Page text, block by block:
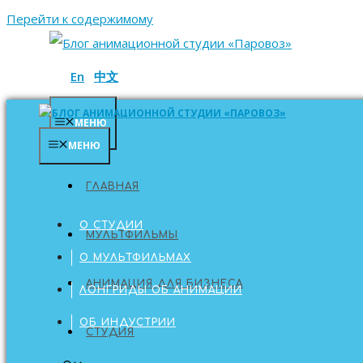
Перейти к содержимому
En 中文
МЕНЮ
ГЛАВНАЯ
МУЛЬТФИЛЬМЫ
АНИМАЦИЯ ДЛЯ БИЗНЕСА
СТУДИЯ
МЕНЮ
ГЛАВНАЯ
О СТУДИИ
О МУЛЬТФИЛЬМАХ
ЛОНГРИДЫ ОБ АНИМАЦИИ
ОБ ИНДУСТРИИ